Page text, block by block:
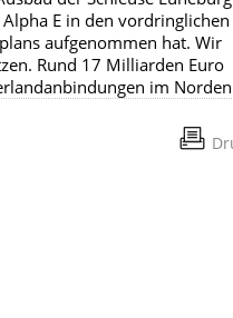
E in den vordringlichen
aufgenommen hat. Wir
Rund 17 Milliarden Euro
im